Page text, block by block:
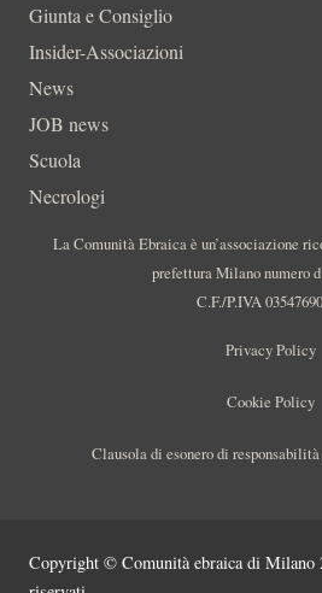
Giunta e Consiglio
Insider-Associazioni
News
JOB news
Scuola
Necrologi
La Comunità Ebraica è un’associazione
prefettura Milano numero
C.F./P.IVA
Privacy Policy
Cookie Policy
Clausola di esonero di
Copyright © Comunità ebraica di